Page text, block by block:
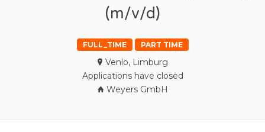
(m/v/d)
FULL_TIME PART TIME
Venlo, Limburg
Applications have closed
Weyers GmbH